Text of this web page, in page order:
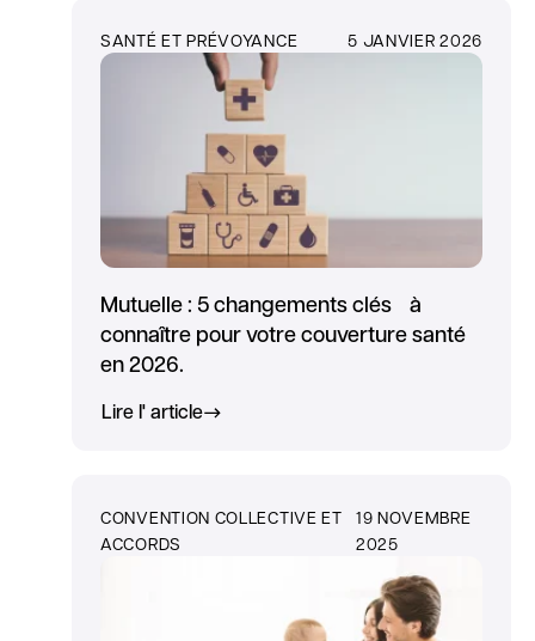
SANTÉ ET PRÉVOYANCE 5 JANVIER 2026
Mutuelle : 5 changements clés à
connaître pour votre couverture santé
en 2026.
Lire l' article
CONVENTION COLLECTIVE ET
ACCORDS
19 NOVEMBRE
2025